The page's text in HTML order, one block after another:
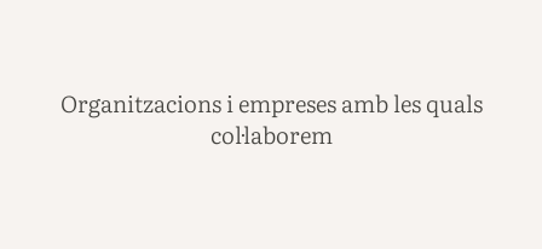
Organitzacions i empreses amb les quals
col·laborem